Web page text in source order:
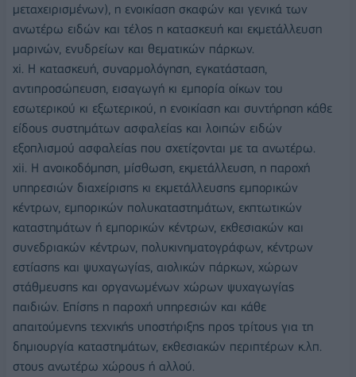
μεταχειρισμένων), η ενοικίαση σκαφών και γενικά των
ανωτέρω ειδών και τέλος η κατασκευή και εκμετάλλευση
μαρινών, ενυδρείων και θεματικών πάρκων.
xi. Η κατασκευή, συναρμολόγηση, εγκατάσταση,
αντιπροσώπευση, εισαγωγή κι εμπορία οίκων του
εσωτερικού κι εξωτερικού, η ενοικίαση και συντήρηση κάθε
είδους συστημάτων ασφαλείας και λοιπών ειδών
εξοπλισμού ασφαλείας που σχετίζονται με τα ανωτέρω.
xii. Η ανοικοδόμηση, μίσθωση, εκμετάλλευση, η παροχή
υπηρεσιών διαχείρισης κι εκμετάλλευσης εμπορικών
κέντρων, εμπορικών πολυκαταστημάτων, εκπτωτικών
καταστημάτων ή εμπορικών κέντρων, εκθεσιακών και
συνεδριακών κέντρων, πολυκινηματογράφων, κέντρων
εστίασης και ψυχαγωγίας, αιολικών πάρκων, χώρων
στάθμευσης και οργανωμένων χώρων ψυχαγωγίας
παιδιών. Επίσης η παροχή υπηρεσιών και κάθε
απαιτούμενης τεχνικής υποστήριξης προς τρίτους για τη
δημιουργία καταστημάτων, εκθεσιακών περιπτέρων κ.λπ.
στους ανωτέρω χώρους ή αλλού.